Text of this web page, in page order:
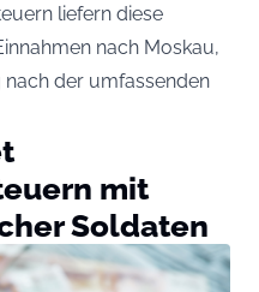
liefern diese
nach Moskau,
der umfassenden
mit
Soldaten